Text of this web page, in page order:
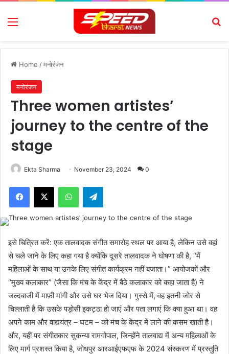
Menu
Home /मनोरंजन
मनोरंजन
Three women artistes’
journey to the centre of the
stage
Ekta Sharma November 23, 2024 0
Facebook
X WhatsAppTelegram
इसे चित्रित करें: एक तालवादक संगीत समारोह स्थल पर आया है, लेकिन उसे वहां
से चले जाने के लिए कहा गया है क्योंकि दूसरे तालवादक ने घोषणा की है, “मैं
महिलाओं के साथ या उनके लिए संगीत कार्यक्रम नहीं बजाता।” आयोजकों और
“मुख्य कलाकार” (जैसा कि मंच के केंद्र में बैठे कलाकार को कहा जाता है) ने
जल्दबाजी में माफ़ी मांगी और उसे घर भेज दिया। गुस्से में, वह इतनी जोर से
चिल्लाती है कि उसके पड़ोसी इकट्ठा हो जाएं और पता लगाएं कि क्या हुआ था। वह
अपने काम और वाद्ययंत्र – घटम – को मंच के केंद्र में लाने की कसम खाती है।
और, यहीं पर संगीतकार सुकन्या रामगोपाल, जिन्होंने तालवाद्य में अन्य महिलाओं के
लिए मार्ग प्रशस्त किया है, जोधपुर आरआईएफएफ के 2024 संस्करण में प्रस्तुति